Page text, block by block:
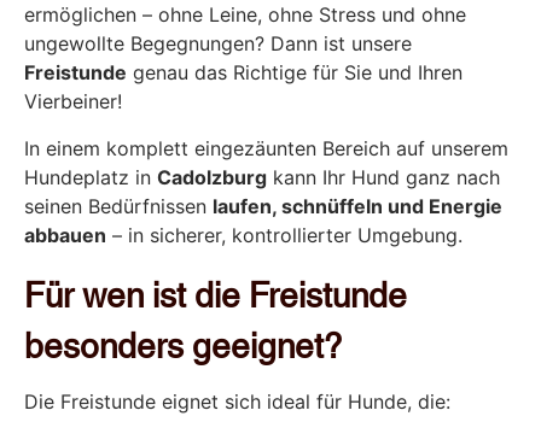
ermöglichen – ohne Leine, ohne Stress und ohne
ungewollte Begegnungen? Dann ist unsere
Freistunde genau das Richtige für Sie und Ihren
Vierbeiner!
In einem komplett eingezäunten Bereich auf unserem
Hundeplatz in Cadolzburg kann Ihr Hund ganz nach
seinen Bedürfnissen laufen, schnüffeln und Energie
abbauen – in sicherer, kontrollierter Umgebung.
Für wen ist die Freistunde
besonders geeignet?
Die Freistunde eignet sich ideal für Hunde, die: